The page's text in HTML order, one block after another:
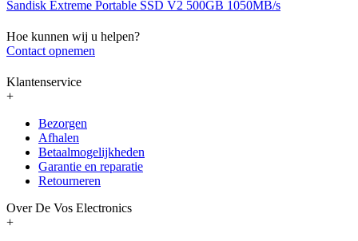
Sandisk Extreme Portable SSD V2 500GB 1050MB/s
Hoe kunnen wij u helpen?
Contact opnemen
Klantenservice
+
Bezorgen
Afhalen
Betaalmogelijkheden
Garantie en reparatie
Retourneren
Over De Vos Electronics
+